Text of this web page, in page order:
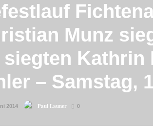
Munz
siegten
– Samstag,
2014 Paul Launer 0